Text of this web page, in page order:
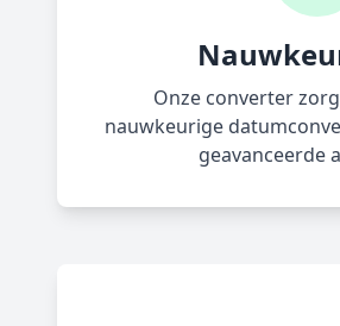
Onze converter
nauwkeurige
geavanceerde